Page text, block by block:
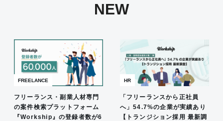
NEW
FREELANCE
フリーランス・副業人材専門
の案件検索プラットフォーム
『Workship』の登録者数が6
HR
「フリーランスから正社員
へ」54.7%の企業が実績あり
【トランジション採用 最新調